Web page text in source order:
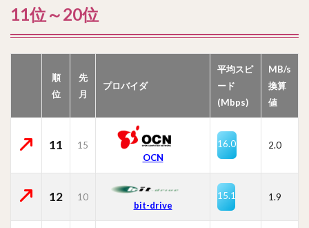
11位～20位
順
位
先
月
プロバイダ
平均スピ
ード
(Mbps)
MB/s
換算
値
11
15
OCN
16.0 2.0
12 10
bit-drive
15.1 1.9